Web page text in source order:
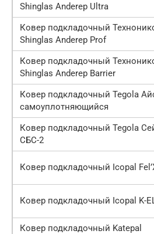
Shinglas Anderep Ultra
Ковер подкладочный
Shinglas Anderep Prof
Ковер подкладочный
Shinglas Anderep Barrier
Ковер подкладочный Tegola
самоуплотняющийся
Ковер подкладочный Tegola
СБС-2
Ковер подкладочный Icopal
Ковер подкладочный Icopal K-
Ковер подкладочный Katepal